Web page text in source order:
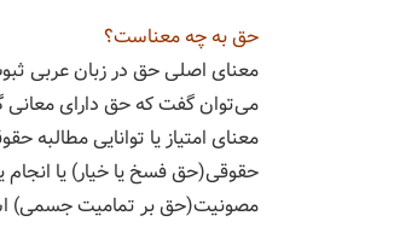
حق به چه معناست؟
معنای اصلی حق در زبان عربی
می‌توان گفت که حق دارای
معنای امتیاز یا توانایی
حقوقی(حق فسخ یا خیار) یا
مصونیت(حق بر تمامیت جسمی)